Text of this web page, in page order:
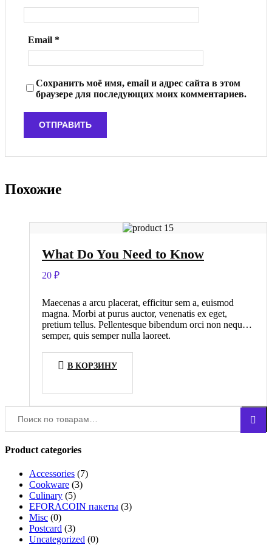
Email *
Сохранить моё имя, email и адрес сайта в этом
браузере для последующих моих комментариев.
Похожие
What Do You Need to Know
20 ₽
Maecenas a arcu placerat, efficitur sem a, euismod
magna. Morbi at purus auctor, venenatis ex eget,
pretium tellus. Pellentesque bibendum orci non neque
semper, quis semper nulla laoreet.
В КОРЗИНУ
Поиск
Product categories
Accessories (7)
Cookware (3)
Culinary (5)
EFORACOIN пакеты (3)
Misc (0)
Postcard (3)
Uncategorized (0)